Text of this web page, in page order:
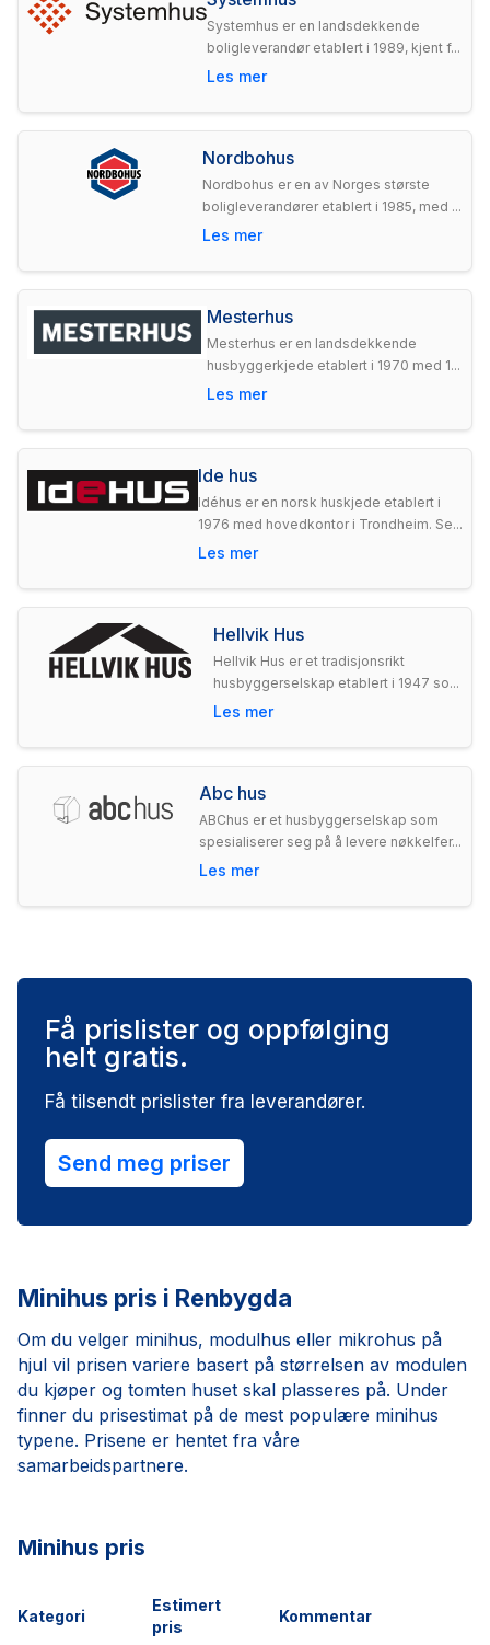
Systemhus er en landsdekkende
boligleverandør etablert i 1989, kjent f...
Les mer
Nordbohus
Nordbohus er en av Norges største
boligleverandører etablert i 1985, med ...
Les mer
Mesterhus
Mesterhus er en landsdekkende
husbyggerkjede etablert i 1970 med 1...
Les mer
Ide hus
Idéhus er en norsk huskjede etablert i
1976 med hovedkontor i Trondheim. Se...
Les mer
Hellvik Hus
Hellvik Hus er et tradisjonsrikt
husbyggerselskap etablert i 1947 so...
Les mer
Abc hus
ABChus er et husbyggerselskap som
spesialiserer seg på å levere nøkkelfer...
Les mer
Få prislister og oppfølging
helt gratis.
Få tilsendt prislister fra leverandører.
Send meg priser
Minihus pris i Renbygda
Om du velger minihus, modulhus eller mikrohus på
hjul vil prisen variere basert på størrelsen av modulen
du kjøper og tomten huset skal plasseres på. Under
finner du prisestimat på de mest populære minihus
typene. Prisene er hentet fra våre
samarbeidspartnere.
Minihus pris
Kategori
Estimert
pris
Kommentar